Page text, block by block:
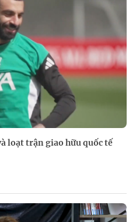
loạt trận giao hữu quốc tế